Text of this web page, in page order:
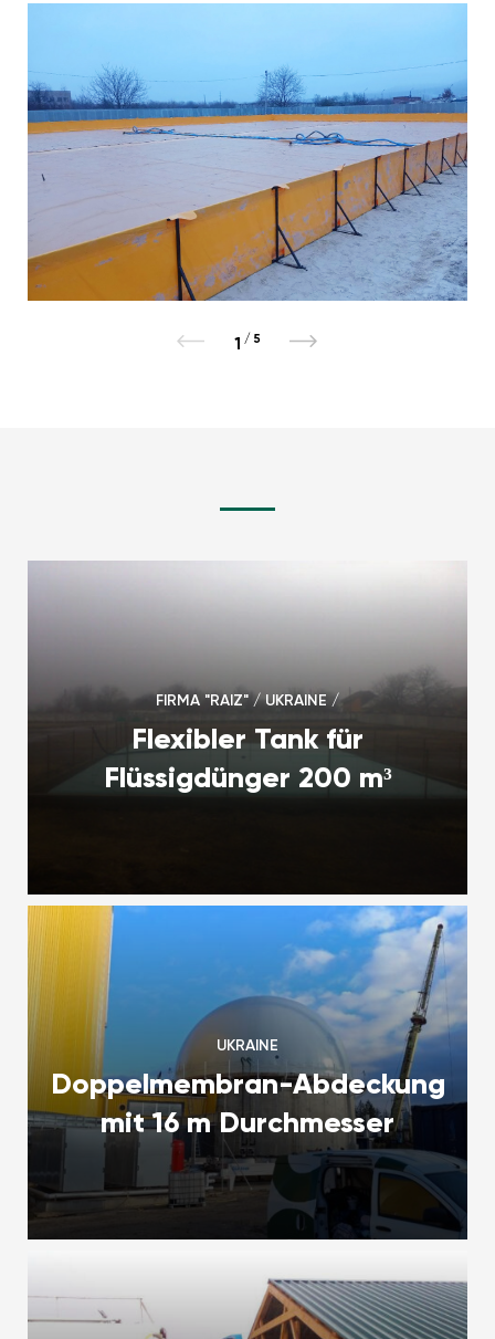
1 / 5
FIRMA "RAIZ" / UKRAINE /
Flexibler Tank für
Flüssigdünger 200 m³
UKRAINE
Doppelmembran-Abdeckung
mit 16 m Durchmesser